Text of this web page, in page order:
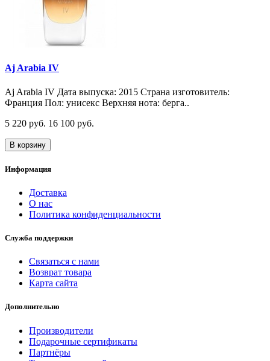
Aj Arabia IV
Aj Arabia IV Дата выпуска: 2015 Страна изготовитель:
Франция Пол: унисекс Верхняя нота: берга..
5 220 руб. 16 100 руб.
В корзину
Информация
Доставка
О нас
Политика конфиденциальности
Служба поддержки
Связаться с нами
Возврат товара
Карта сайта
Дополнительно
Производители
Подарочные сертификаты
Партнёры